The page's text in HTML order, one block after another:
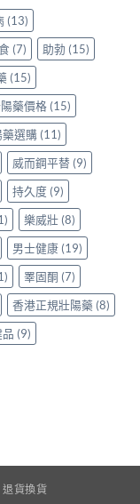
(13)
(7) 助勃 (15)
(15)
藥價格 (15)
藥選購 (11)
威而鋼平替 (9)
持久度 (9)
樂威壯 (8)
男士健康 (19)
睪固酮 (7)
香港正規壯陽藥 (8)
(9)
退貨換貨